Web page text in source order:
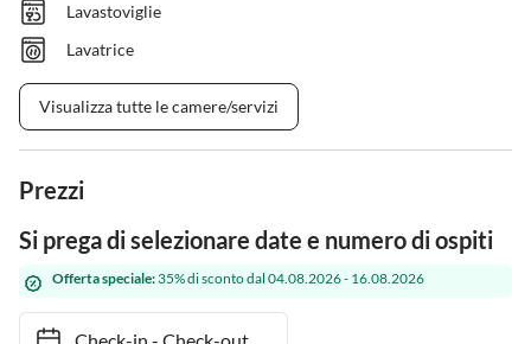
Lavastoviglie
Lavatrice
Visualizza tutte le camere/servizi
Prezzi
Si prega di selezionare date e numero di ospiti
Offerta speciale: 35% di sconto dal 04.08.2026 - 16.08.2026